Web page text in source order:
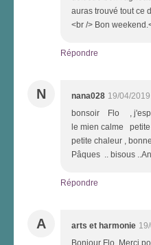
auras trouvé tout ce
<br /> Bon
Répondre
N nana028 19/04/
bonsoir Flo ,
le mien calme
petite chaleur ,
Pâques .. bisous
Répondre
A arts et harmonie
Bonjour Flo. Merci